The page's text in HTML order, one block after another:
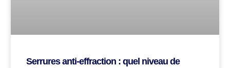
Serrures anti-effraction : quel niveau de